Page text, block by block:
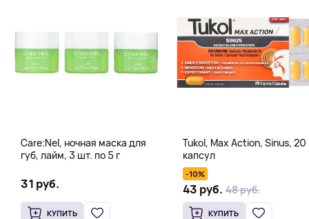
Care:Nel, ночная маска для
губ, лайм, 3 шт. по 5 г
31 руб.
КУПИТЬ
Tukol, Max Action, Sinus, 20
капсул
-10%
43 руб. 48 руб.
КУПИТЬ